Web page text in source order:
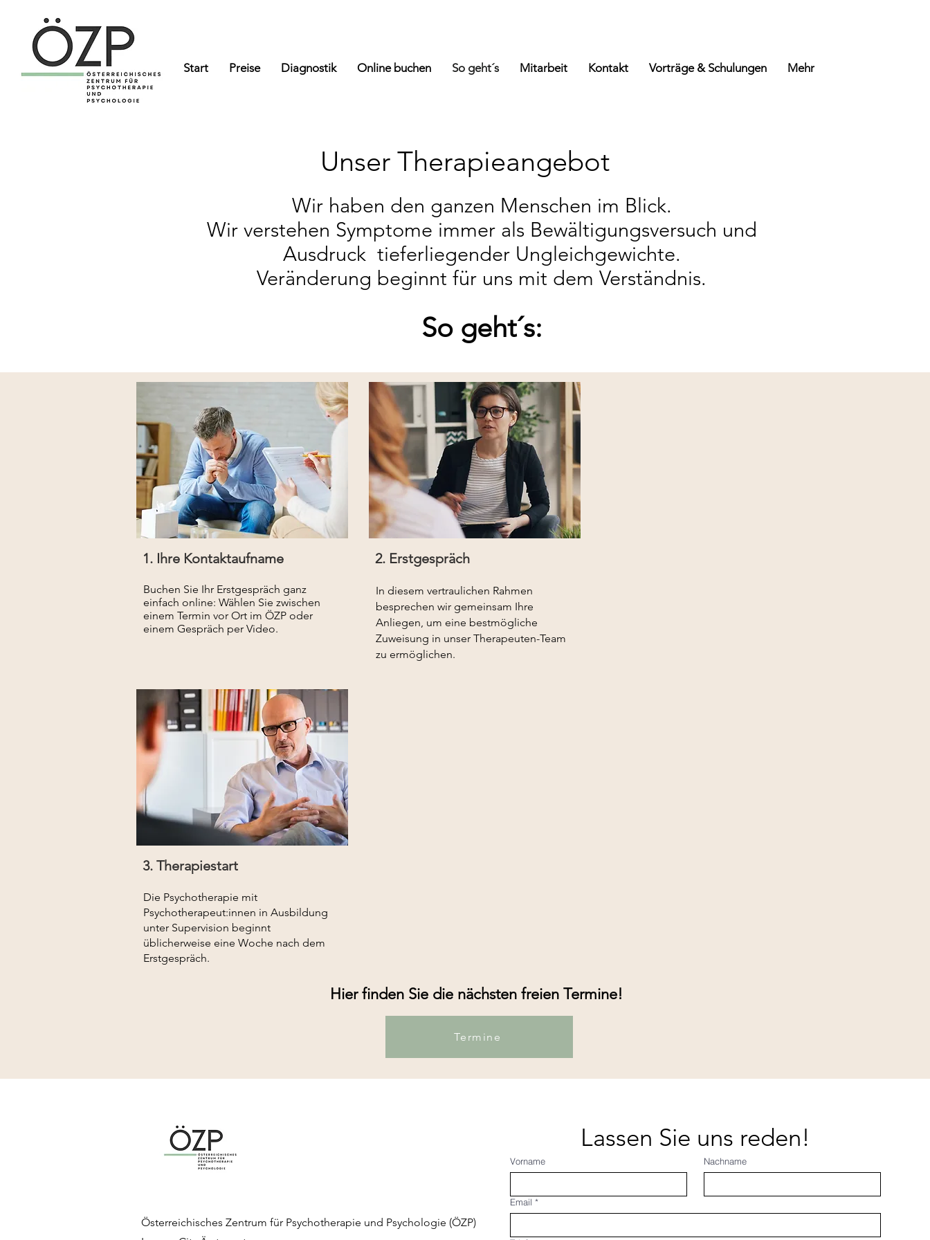
Start Preise Diagnostik Online buchen So geht´s Mitarbeit Kontakt Vorträge & Schulungen Mehr
Unser Therapieangebot
​​Wir haben den ganzen Menschen im Blick.
Wir verstehen Symptome immer als Bewältigungsversuch und
Ausdruck tieferliegender Ungleichgewichte.
Veränderung beginnt für uns mit dem Verständnis.
So geht´s:
1. Ihre Kontaktaufname
Buchen Sie Ihr Erstgespräch ganz
einfach online: Wählen Sie zwischen
einem Termin vor Ort im ÖZP oder
einem Gespräch per Video.
2. Erstgespräch
In diesem vertraulichen Rahmen
besprechen wir gemeinsam Ihre
Anliegen, um eine bestmögliche
Zuweisung in unser Therapeuten-Team
zu ermöglichen.
3. Therapiestart
Die Psychotherapie mit
Psychotherapeut:innen in Ausbildung
unter Supervision beginnt
üblicherweise eine Woche nach dem
Erstgespräch.
Hier finden Sie die nächsten freien Termine!
Termine
Österreichisches Zentrum für Psychotherapie und Psychologie (ÖZP)
Lassen Sie uns reden!
Vorname Nachname
Email *